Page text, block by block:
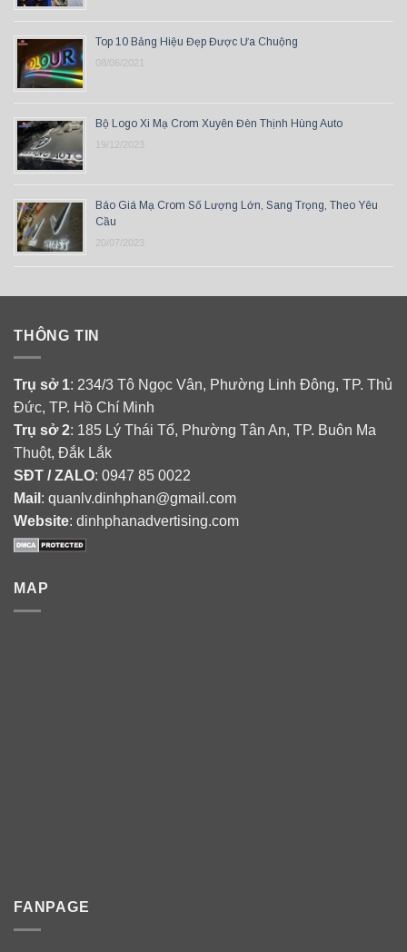
Top 10 Bảng Hiệu Đẹp Được Ưa Chuộng
08/06/2021
Bộ Logo Xi Mạ Crom Xuyên Đèn Thịnh Hùng Auto
19/12/2023
Báo Giá Mạ Crom Số Lượng Lớn, Sang Trọng, Theo Yêu
Cầu
20/07/2023
THÔNG TIN
Trụ sở 1: 234/3 Tô Ngọc Vân, Phường Linh Đông, TP. Thủ
Đức, TP. Hồ Chí Minh
Trụ sở 2: 185 Lý Thái Tổ, Phường Tân An, TP. Buôn Ma
Thuột, Đắk Lắk
SĐT / ZALO: 0947 85 0022
Mail : quanlv.dinhphan@gmail.com
Website: dinhphanadvertising.com
MAP
FANPAGE